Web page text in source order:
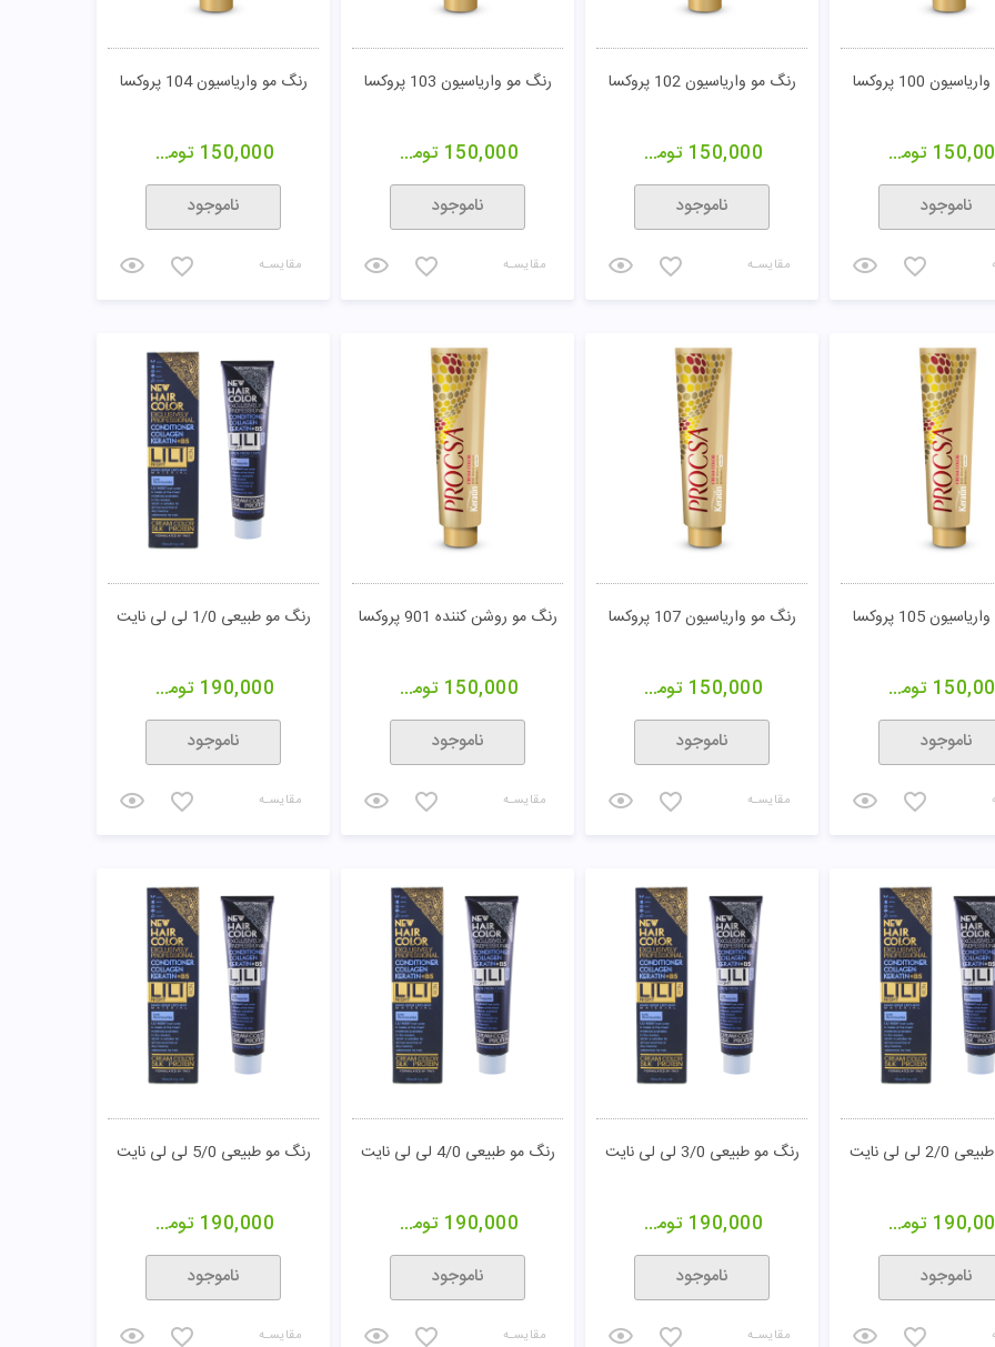
100 پروکسا
تومان
ناموجود
رنگ مو واریاسیون 102 پروکسا
150,000 تومان
ناموجود
مقایسـه
رنگ مو واریاسیون 103 پروکسا
150,000 تومان
ناموجود
مقایسـه
رنگ مو واریاسیون 104 پروکسا
150,000 تومان
ناموجود
مقایسـه
105 پروکسا
تومان
ناموجود
رنگ مو واریاسیون 107 پروکسا
150,000 تومان
ناموجود
مقایسـه
رنگ مو روشن کننده 901 پروکسا
150,000 تومان
ناموجود
مقایسـه
رنگ مو طبیعی 1/0 لی لی نایت
190,000 تومان
ناموجود
مقایسـه
لی لی نایت
تومان
ناموجود
رنگ مو طبیعی 3/0 لی لی نایت
190,000 تومان
ناموجود
مقایسـه
رنگ مو طبیعی 4/0 لی لی نایت
190,000 تومان
ناموجود
مقایسـه
رنگ مو طبیعی 5/0 لی لی نایت
190,000 تومان
ناموجود
مقایسـه